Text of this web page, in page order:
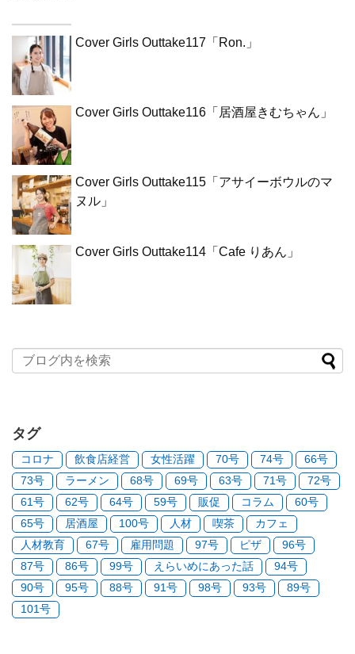
Cover Girls Outtake117「Ron.」
Cover Girls Outtake116「居酒屋きむちゃん」
Cover Girls Outtake115「アサイーボウルのマ
ヌル」
Cover Girls Outtake114「Cafe りあん」
タグ
コロナ 飲食店経営 女性活躍 70号 74号
66号
73号
ラーメン 68号 69号 63号 71号
72号
61号
62号 64号 59号 販促 コラム
60号
65号
居酒屋 100号 人材 喫茶
カフェ
人材教育
67号 雇用問題 97号 ピザ
96号
87号
86号 99号 えらいめにあった話
94号
90号
95号 88号 91号 98号 93号
89号
101号